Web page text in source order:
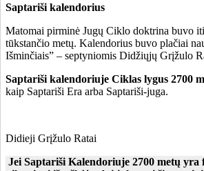
Saptariši kalendorius
Matomai pirminė Jugų Ciklo doktrina buvo
tūkstančio metų. Kalendorius buvo plačiai
Išminčiais” – septyniomis Didžiųjų Grįžulo
Saptariši kalendoriuje Ciklas lygus 2700
kaip Saptariši Era arba Saptariši-juga.
Didieji Grįžulo Ratai
Jei Saptariši Kalendoriuje 2700 metų